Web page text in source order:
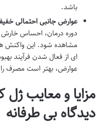
باشد.
عوارض جانبی احتمالی
دوره درمان، احساس خارش
مشاهده شود. این واکنش
ای از فعال شدن فرآیند
عوارض، بهتر است مصرف
مزایا و معایب
دیدگاه بی طرفانه